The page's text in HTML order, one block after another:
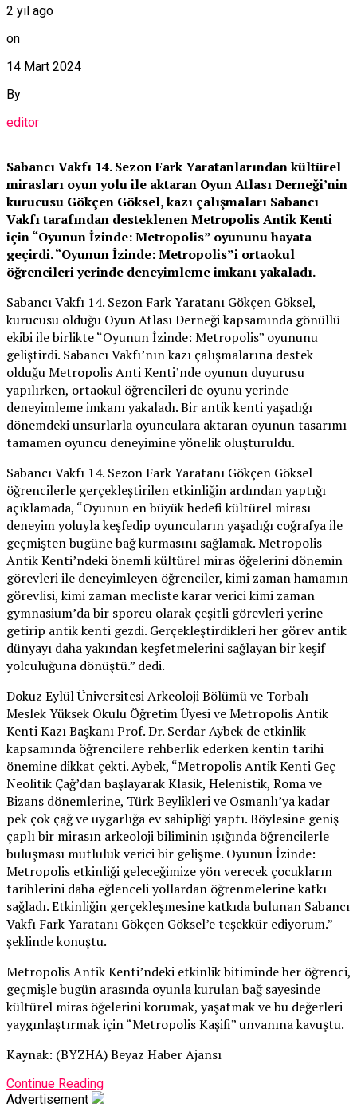
2 yıl ago
on
14 Mart 2024
By
editor
Sabancı Vakfı 14. Sezon Fark Yaratanlarından kültürel
mirasları oyun yolu ile aktaran Oyun Atlası Derneği’nin
kurucusu Gökçen Göksel, kazı çalışmaları Sabancı
Vakfı tarafından desteklenen Metropolis Antik Kenti
için “Oyunun İzinde: Metropolis” oyununu hayata
geçirdi. “Oyunun İzinde: Metropolis”i ortaokul
öğrencileri yerinde deneyimleme imkanı yakaladı.
Sabancı Vakfı 14. Sezon Fark Yaratanı Gökçen Göksel,
kurucusu olduğu Oyun Atlası Derneği kapsamında gönüllü
ekibi ile birlikte “Oyunun İzinde: Metropolis” oyununu
geliştirdi. Sabancı Vakfı’nın kazı çalışmalarına destek
olduğu Metropolis Anti Kenti’nde oyunun duyurusu
yapılırken, ortaokul öğrencileri de oyunu yerinde
deneyimleme imkanı yakaladı. Bir antik kenti yaşadığı
dönemdeki unsurlarla oyunculara aktaran oyunun tasarımı
tamamen oyuncu deneyimine yönelik oluşturuldu.
Sabancı Vakfı 14. Sezon Fark Yaratanı Gökçen Göksel
öğrencilerle gerçekleştirilen etkinliğin ardından yaptığı
açıklamada, “Oyunun en büyük hedefi kültürel mirası
deneyim yoluyla keşfedip oyuncuların yaşadığı coğrafya ile
geçmişten bugüne bağ kurmasını sağlamak. Metropolis
Antik Kenti’ndeki önemli kültürel miras öğelerini dönemin
görevleri ile deneyimleyen öğrenciler, kimi zaman hamamın
görevlisi, kimi zaman mecliste karar verici kimi zaman
gymnasium’da bir sporcu olarak çeşitli görevleri yerine
getirip antik kenti gezdi. Gerçekleştirdikleri her görev antik
dünyayı daha yakından keşfetmelerini sağlayan bir keşif
yolculuğuna dönüştü.” dedi.
Dokuz Eylül Üniversitesi Arkeoloji Bölümü ve Torbalı
Meslek Yüksek Okulu Öğretim Üyesi ve Metropolis Antik
Kenti Kazı Başkanı Prof. Dr. Serdar Aybek de etkinlik
kapsamında öğrencilere rehberlik ederken kentin tarihi
önemine dikkat çekti. Aybek, “Metropolis Antik Kenti Geç
Neolitik Çağ’dan başlayarak Klasik, Helenistik, Roma ve
Bizans dönemlerine, Türk Beylikleri ve Osmanlı’ya kadar
pek çok çağ ve uygarlığa ev sahipliği yaptı. Böylesine geniş
çaplı bir mirasın arkeoloji biliminin ışığında öğrencilerle
buluşması mutluluk verici bir gelişme. Oyunun İzinde:
Metropolis etkinliği geleceğimize yön verecek çocukların
tarihlerini daha eğlenceli yollardan öğrenmelerine katkı
sağladı. Etkinliğin gerçekleşmesine katkıda bulunan Sabancı
Vakfı Fark Yaratanı Gökçen Göksel’e teşekkür ediyorum.”
şeklinde konuştu.
Metropolis Antik Kenti’ndeki etkinlik bitiminde her öğrenci,
geçmişle bugün arasında oyunla kurulan bağ sayesinde
kültürel miras öğelerini korumak, yaşatmak ve bu değerleri
yaygınlaştırmak için “Metropolis Kaşifi” unvanına kavuştu.
Kaynak: (BYZHA) Beyaz Haber Ajansı
Continue Reading
Advertisement